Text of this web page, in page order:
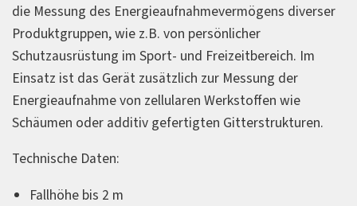
die Messung des Energieaufnahmevermögens diverser
Produktgruppen, wie z.B. von persönlicher
Schutzausrüstung im Sport- und Freizeitbereich. Im
Einsatz ist das Gerät zusätzlich zur Messung der
Energieaufnahme von zellularen Werkstoffen wie
Schäumen oder additiv gefertigten Gitterstrukturen.
Technische Daten:
Fallhöhe bis 2 m